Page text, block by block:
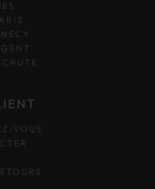
VOUS